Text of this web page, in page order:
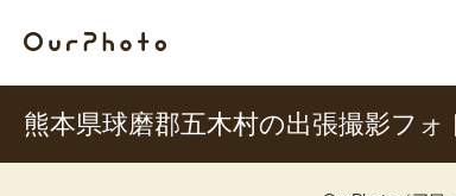
熊本県球磨郡五木村の出張撮影フォ